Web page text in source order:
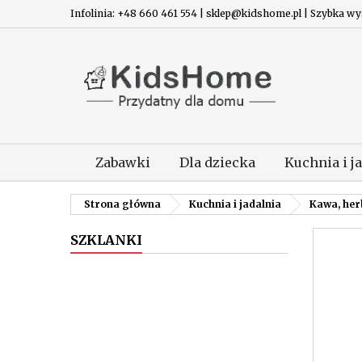
Infolinia: +48 660 461 554 | sklep@kidshome.pl | Szybka
Zabawki Dla dziecka Kuchnia i
Strona główna Kuchnia i jadalnia Kawa,
SZKLANKI